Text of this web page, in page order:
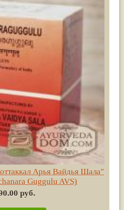
Арья Вайдья Шала"
Guggulu AVS)
руб.